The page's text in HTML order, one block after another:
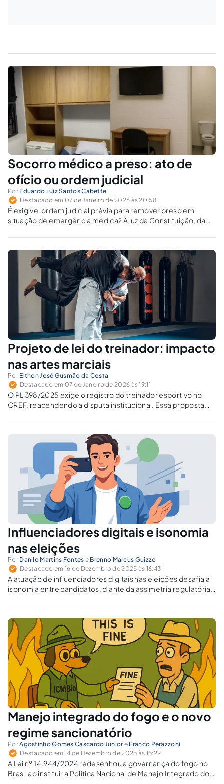
Socorro médico a preso: ato de
ofício ou ordem judicial
Por Eduardo Luiz Santos Cabette
Destacado em 07 de Janeiro de 2026 às 20:58
É exigível ordem judicial prévia para remover preso em
situação de emergência médica? À luz da Constituição, da
imediato da autoridade custodiante, sob pena de
responsabilidade.
Projeto de lei do treinador: impacto
nas artes marciais
Por Elthon José Gusmão da Costa
Destacado em 07 de Janeiro de 2026 às 19:11
O PL 398/2025 exige o registro do treinador esportivo no
CREF, reacendendo a disputa institucional. Essa proposta
Influenciadores digitais e isonomia
nas eleições
Por Danilo Martins Fontes e Brenno Marcus Guizzo
Destacado em 16 de Dezembro de 2025 às 16:43
A atuação de influenciadores digitais nas eleições desafia a
isonomia entre candidatos, diante da assimetria regulatória
compatibilizar liberdade de expressão e propaganda
eleitoral no ambiente digital?
Manejo integrado do fogo e o novo
regime sancionatório
PorAgostinho Gomes Cascardo Junior e Franco Perazzoni
Destacado em 14 de Dezembro de 2025 às 15:29
A Lei nº 14.944/2024 redesenhou a governança do fogo no
Brasil ao instituir a Política Nacional de Manejo Integrado do